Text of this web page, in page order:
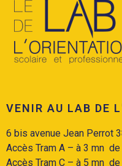
VENIR AU LAB DE
6 bis avenue Jean Perrot
Accès Tram A – à 3 mn de
Accès Tram C – à 5 mn de